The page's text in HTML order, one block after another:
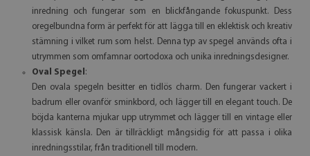
inredning och fungerar som en blickfångande fokuspunkt. Dess
oregelbundna form är perfekt för att lägga till en eklektisk och kreativ
stämning i vilket rum som helst. Denna typ av spegel används ofta i
utrymmen som omfamnar oortodoxa och unika inredningsdesigner.
Oval Spegel :
Den ovala spegeln besitter en tidlös charm. Den fungerar vackert i
badrum eller ovanför sminkbord, och lägger till en elegant touch. De
böjda kanterna mjukar upp utrymmet och lägger till en vintage eller
klassisk känsla. Den är tillräckligt mångsidig för att passa i olika
inredningsstilar, från traditionell till modern.